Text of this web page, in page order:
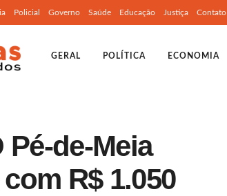
Policial Governo Saúde Educação Justiça Contato
GERAL POLÍTICA ECONOMIA
de-Meia
R$ 1.050